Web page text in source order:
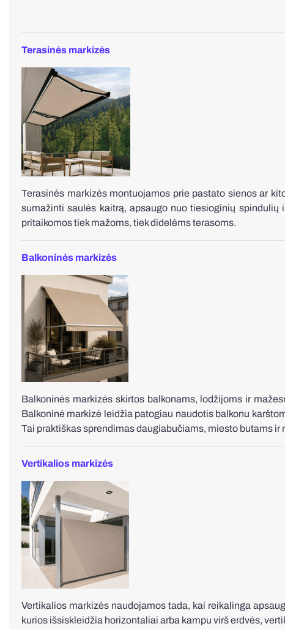
Terasinės markizės
Terasinės markizės montuojamos prie pastato sienos ar
sumažinti saulės kaitrą, apsaugo nuo tiesioginių
pritaikomos tiek mažoms, tiek didelėms terasoms.
Balkoninės markizės
Balkoninės markizės skirtos balkonams, lodžijoms ir
Balkoninė markizė leidžia patogiau naudotis balkonu
Tai praktiškas sprendimas daugiabučiams, miesto butams ir
Vertikalios markizės
Vertikalios markizės naudojamos tada, kai reikalinga
kurios išsiskleidžia horizontaliai arba kampu virš erdvės,